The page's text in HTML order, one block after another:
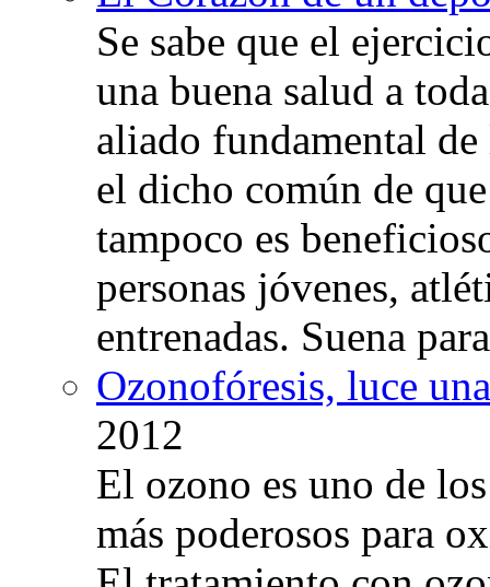
Se sabe que el
una buena salud a
aliado fundamental
el dicho común de
tampoco es
personas jóvenes,
entrenadas. Suena
Ozonofóresis, luce
2012
El ozono es uno de
más poderosos para